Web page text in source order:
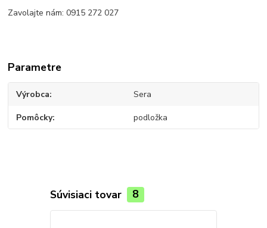
Zavolajte nám: 0915 272 027
Parametre
Výrobca Sera
Pomôcky podložka
Súvisiaci tovar 8